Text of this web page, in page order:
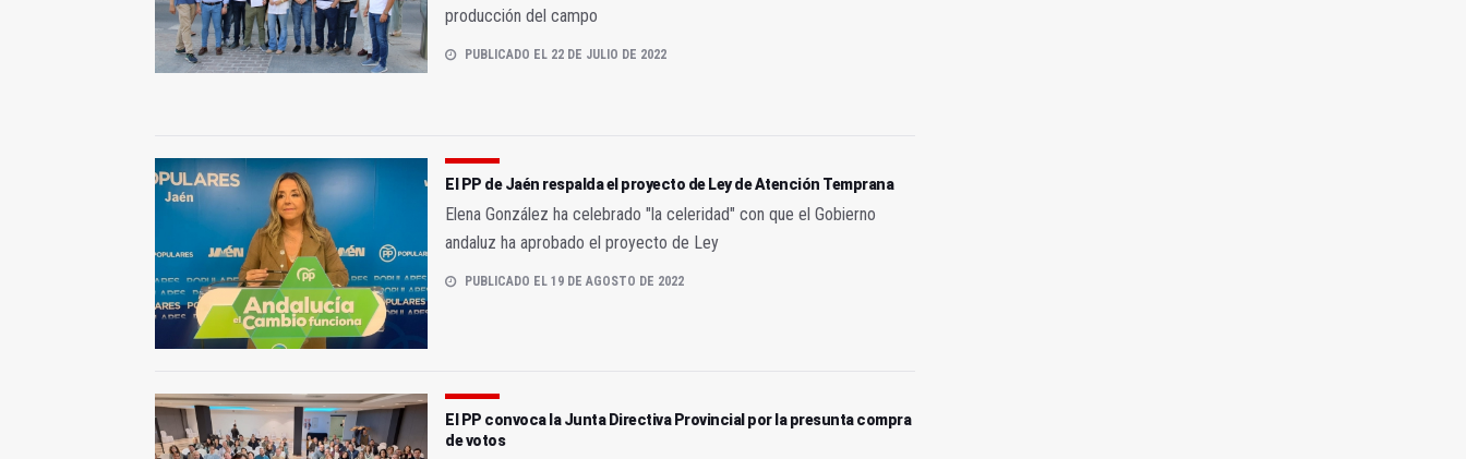
producción del campo
PUBLICADO EL 22 DE JULIO DE 2022
El PP de Jaén respalda el proyecto de Ley de Atención Temprana
Elena González ha celebrado "la celeridad" con que el Gobierno
andaluz ha aprobado el proyecto de Ley
PUBLICADO EL 19 DE AGOSTO DE 2022
El PP convoca la Junta Directiva Provincial por la presunta compra
de votos